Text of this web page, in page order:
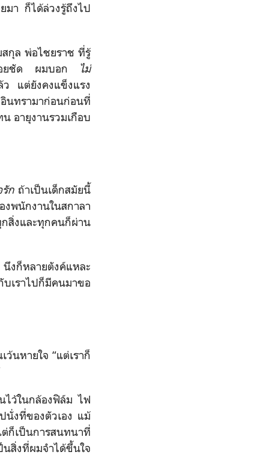
มา ก็ได้ล่วงรู้ถึงไป
สกุล พ่อไชยราช ที่รู้
ค่อยชัด ผมบอก ไม่
แต่ยังคงแข็งแรง
อินทรามาก่อนก่อนที่
อายุงานรวมเกือบ
รัก ถ้าเป็นเด็กสมัยนี้
งพนักงานในสกาลา
สิ่งและทุกคนก็ผ่าน
นึงก็หลายตังค์แหละ
เราไปก็มีคนมาขอ
นหายใจ “แต่เราก็
ไว้ในกล้องฟิล์ม ไฟ
นั่งที่ของตัวเอง แม้
ก็เป็นการสนทนาที่
นสิ่งที่ผมจำได้ขึ้นใจ